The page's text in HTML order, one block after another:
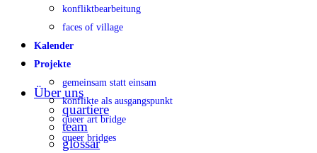
konfliktbearbeitung
faces of village
Kalender
Projekte
gemeinsam statt einsam
konflikte als ausgangspunkt
queer art bridge
queer bridges
Über uns
quartiere
team
glossar